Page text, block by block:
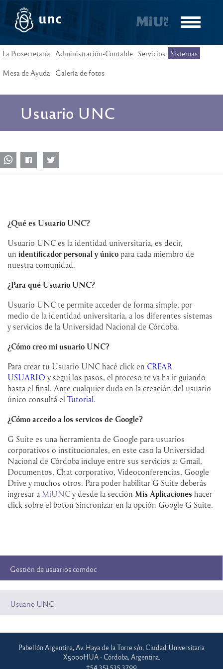
Pasar
contenido
Toggle
La Prosecretaría Administración-Contable Servicios Sistemas
Mesa de Ayuda Galería de fotos
Usuario UNC
¿Qué es Usuario UNC?
Usuario UNC es la identidad universitaria, es decir,
un identificador personal y único para cada miembro de
nuestra comunidad.
¿Para qué Usuario UNC?
Usuario UNC te permite acceder de forma simple, por
medio de la identidad universitaria, a los diferentes sistemas
y servicios de la Universidad Nacional de Córdoba.
¿Cómo creo mi usuario UNC?
Para crear tu Usuario UNC hacé click en CREAR
USUARIO y seguí los pasos, el proceso te va ha ir guiando
hasta el final. Ante cualquier duda en la creación del usuario
único consultá el Tutorial.
¿Cómo accedo a los servicos de Google?
G Suite es una herramienta de Google para usuarios
corporativos o institucionales, en este caso la Universidad
Nacional de Córdoba incluye entre sus servicios a: Gmail,
Documentos, Chat corporativo, Videoconferencias, Google
Drive y muchos otros. Para poder habilitar G Suite deberás
ingresar a MiUNC y desde la sección Mis Aplicaciones hacer
click sobre el botón Sincronizar en la opción Google G Suite.
Gestión de usuarios comdoc
Usuario UNC
Pabellón Argentina, Av. Haya de la Torre s/n, Ciudad Universitaria
X5000HUA - Córdoba, Argentina.
+54 351 535 3700